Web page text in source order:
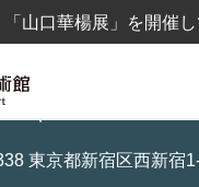
「山口華楊展」を開催し
東京都新宿区西新宿